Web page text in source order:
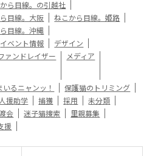
ら目線。の引越社
目線。大阪
ねこから目線。姫路
目線。沖縄
イベント情報
デザイン
ァンドレイザー メディア
いるニャンッ！
保護猫のトリミング
援助学 捕獲 採用
未分類
会 迷子猫捜索
里親募集
援